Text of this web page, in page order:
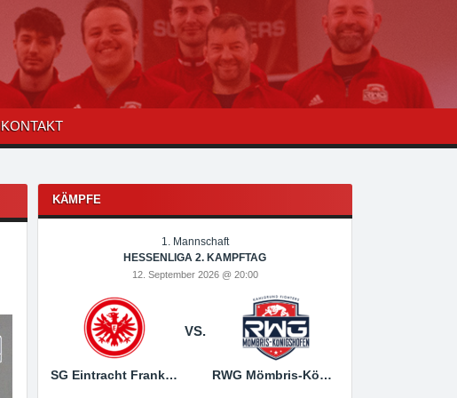
KONTAKT
KÄMPFE
1. Mannschaft
HESSENLIGA 2. KAMPFTAG
12. September 2026 @ 20:00
SG Eintracht Frankfurt
VS.
RWG Mömbris-Königshofen